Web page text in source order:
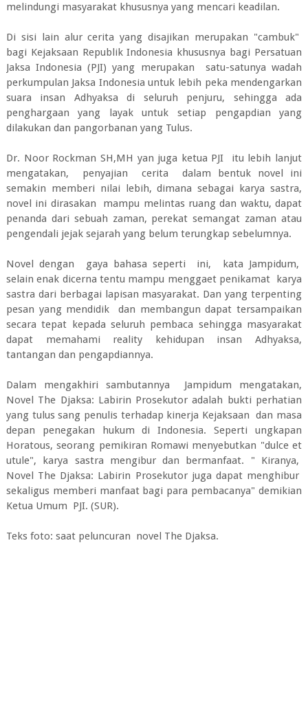
melindungi masyarakat khususnya yang mencari keadilan.
Di sisi lain alur cerita yang disajikan merupakan "cambuk"
bagi Kejaksaan Republik Indonesia khususnya bagi Persatuan
Jaksa Indonesia (PJI) yang merupakan satu-satunya wadah
perkumpulan Jaksa Indonesia untuk lebih peka mendengarkan
suara insan Adhyaksa di seluruh penjuru, sehingga ada
penghargaan yang layak untuk setiap pengapdian yang
dilakukan dan pangorbanan yang Tulus.
Dr. Noor Rockman SH,MH yan juga ketua PJI itu lebih lanjut
mengatakan, penyajian cerita dalam bentuk novel ini
semakin memberi nilai lebih, dimana sebagai karya sastra,
novel ini dirasakan mampu melintas ruang dan waktu, dapat
penanda dari sebuah zaman, perekat semangat zaman atau
pengendali jejak sejarah yang belum terungkap sebelumnya.
Novel dengan gaya bahasa seperti ini, kata Jampidum,
selain enak dicerna tentu mampu menggaet penikamat karya
sastra dari berbagai lapisan masyarakat. Dan yang terpenting
pesan yang mendidik dan membangun dapat tersampaikan
secara tepat kepada seluruh pembaca sehingga masyarakat
dapat memahami reality kehidupan insan Adhyaksa,
tantangan dan pengapdiannya.
Dalam mengakhiri sambutannya Jampidum mengatakan,
Novel The Djaksa: Labirin Prosekutor adalah bukti perhatian
yang tulus sang penulis terhadap kinerja Kejaksaan dan masa
depan penegakan hukum di Indonesia. Seperti ungkapan
Horatous, seorang pemikiran Romawi menyebutkan "dulce et
utule", karya sastra mengibur dan bermanfaat. " Kiranya,
Novel The Djaksa: Labirin Prosekutor juga dapat menghibur
sekaligus memberi manfaat bagi para pembacanya" demikian
Ketua Umum PJI. (SUR).
Teks foto: saat peluncuran novel The Djaksa.